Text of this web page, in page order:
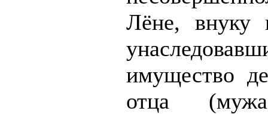
Лёне, внуку
имущество
отца